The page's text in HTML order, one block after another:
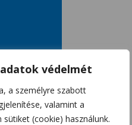
védelmét
a személyre szabott
valamint a
(cookie) használunk.